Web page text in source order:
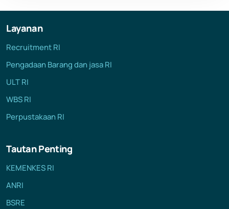
Layanan
Recruitment RI
Pengadaan Barang dan jasa RI
ULT RI
WBS RI
Perpustakaan RI
Tautan Penting
KEMENKES RI
ANRI
BSRE